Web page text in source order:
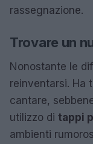
rassegnazione.
Trovare un
Nonostante le
reinventarsi. Ha
cantare,
utilizzo di tappi
ambienti